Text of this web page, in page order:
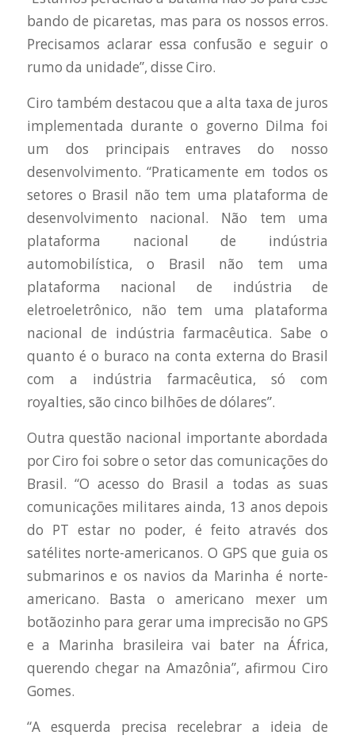
bando de picaretas, mas para os nossos erros.
Precisamos aclarar essa confusão e seguir o
rumo da unidade”, disse Ciro.
Ciro também destacou que a alta taxa de juros
implementada durante o governo Dilma foi
um dos principais entraves do nosso
desenvolvimento. “Praticamente em todos os
setores o Brasil não tem uma plataforma de
desenvolvimento nacional. Não tem uma
plataforma nacional de indústria
automobilística, o Brasil não tem uma
plataforma nacional de indústria de
eletroeletrônico, não tem uma plataforma
nacional de indústria farmacêutica. Sabe o
quanto é o buraco na conta externa do Brasil
com a indústria farmacêutica, só com
royalties, são cinco bilhões de dólares”.
Outra questão nacional importante abordada
por Ciro foi sobre o setor das comunicações do
Brasil. “O acesso do Brasil a todas as suas
comunicações militares ainda, 13 anos depois
do PT estar no poder, é feito através dos
satélites norte-americanos. O GPS que guia os
submarinos e os navios da Marinha é norte-
americano. Basta o americano mexer um
botãozinho para gerar uma imprecisão no GPS
e a Marinha brasileira vai bater na África,
querendo chegar na Amazônia”, afirmou Ciro
Gomes.
“A esquerda precisa recelebrar a ideia de